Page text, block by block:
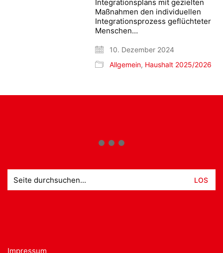
Integrationsplans mit gezielten
Maßnahmen den individuellen
Integrationsprozess geflüchteter
Menschen…
10. Dezember 2024
Allgemein, Haushalt 2025/2026
nach:
Impressum